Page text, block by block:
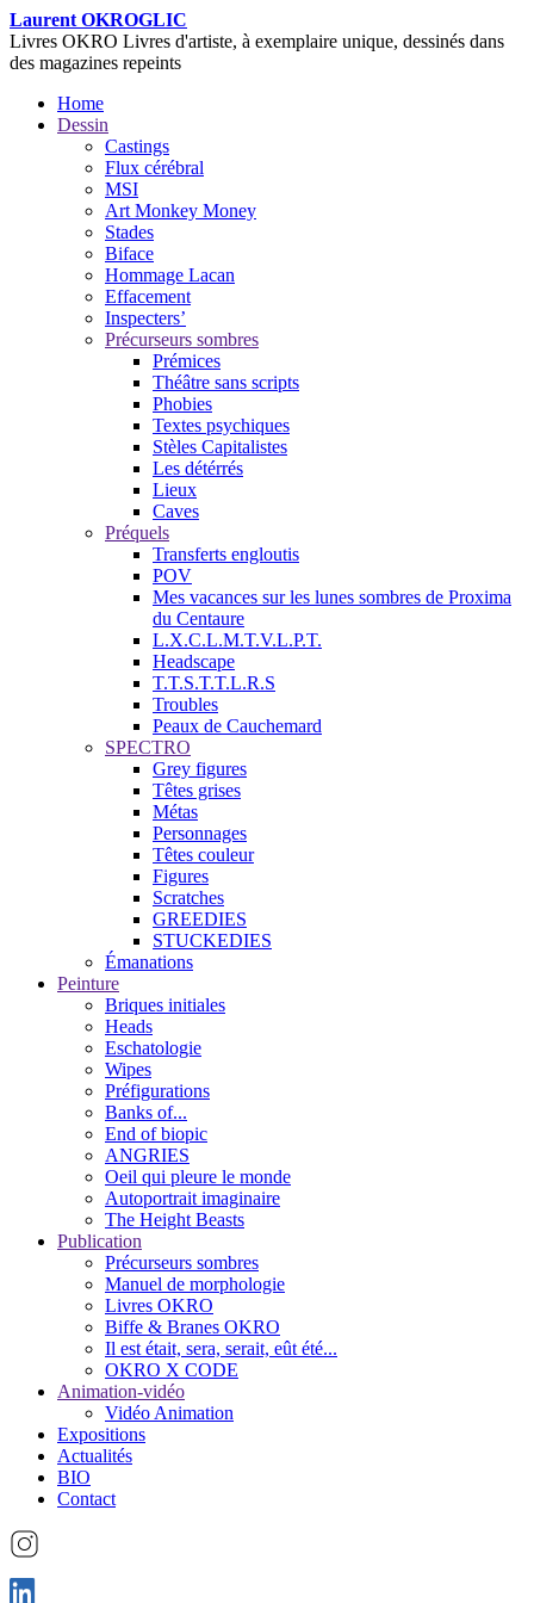
Laurent OKROGLIC
Livres OKRO Livres d'artiste, à exemplaire unique, dessinés dans
des magazines repeints
Home
Dessin
Castings
Flux cérébral
MSI
Art Monkey Money
Stades
Biface
Hommage Lacan
Effacement
Inspecters’
Précurseurs sombres
Prémices
Théâtre sans scripts
Phobies
Textes psychiques
Stèles Capitalistes
Les détérrés
Lieux
Caves
Préquels
Transferts engloutis
POV
Mes vacances sur les lunes sombres de Proxima
du Centaure
L.X.C.L.M.T.V.L.P.T.
Headscape
T.T.S.T.T.L.R.S
Troubles
Peaux de Cauchemard
SPECTRO
Grey figures
Têtes grises
Métas
Personnages
Têtes couleur
Figures
Scratches
GREEDIES
STUCKEDIES
Émanations
Peinture
Briques initiales
Heads
Eschatologie
Wipes
Préfigurations
Banks of...
End of biopic
ANGRIES
Oeil qui pleure le monde
Autoportrait imaginaire
The Height Beasts
Publication
Précurseurs sombres
Manuel de morphologie
Livres OKRO
Biffe & Branes OKRO
Il est était, sera, serait, eût été...
OKRO X CODE
Animation-vidéo
Vidéo Animation
Expositions
Actualités
BIO
Contact